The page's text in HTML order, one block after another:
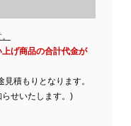
げ商品の合計代金が
積もりとなります。
せいたします。)